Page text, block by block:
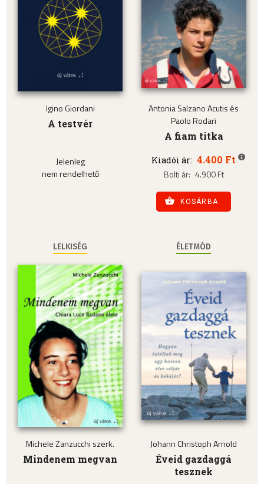
Igino Giordani
A testvér
Jelenleg
nem rendelhető
Antonia Salzano Acutis és
Paolo Rodari
A fiam titka
Kiadói ár: 4.400 Ft
Bolti ár: 4.900 Ft
KOSÁRBA
LELKISÉG
Michele Zanzucchi szerk.
Mindenem megvan
ÉLETMÓD
Johann Christoph Arnold
Éveid gazdaggá
tesznek